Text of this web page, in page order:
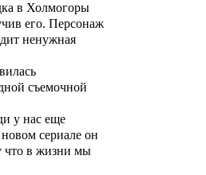
в Холмогоры
его. Персонаж
ненужная
съемочной
у нас еще
сериале он
что в жизни мы